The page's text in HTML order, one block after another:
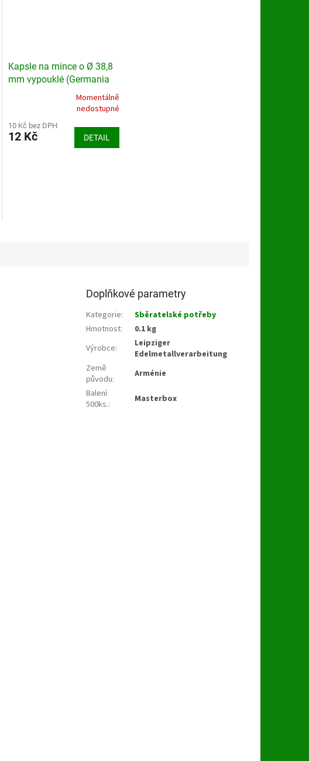
Kapsle na mince o Ø 38,8
mm vypouklé (Germania
produktu
je
Momentálně
nedostupné
10 Kč bez DPH
12 Kč DETAIL
Doplňkové parametry
Kategorie:
Sběratelské potřeby
Hmotnost:
0.1 kg
Výrobce:
Leipziger
Edelmetallverarbeitung
Země
původu:
Arménie
Balení
500ks.: Masterbox